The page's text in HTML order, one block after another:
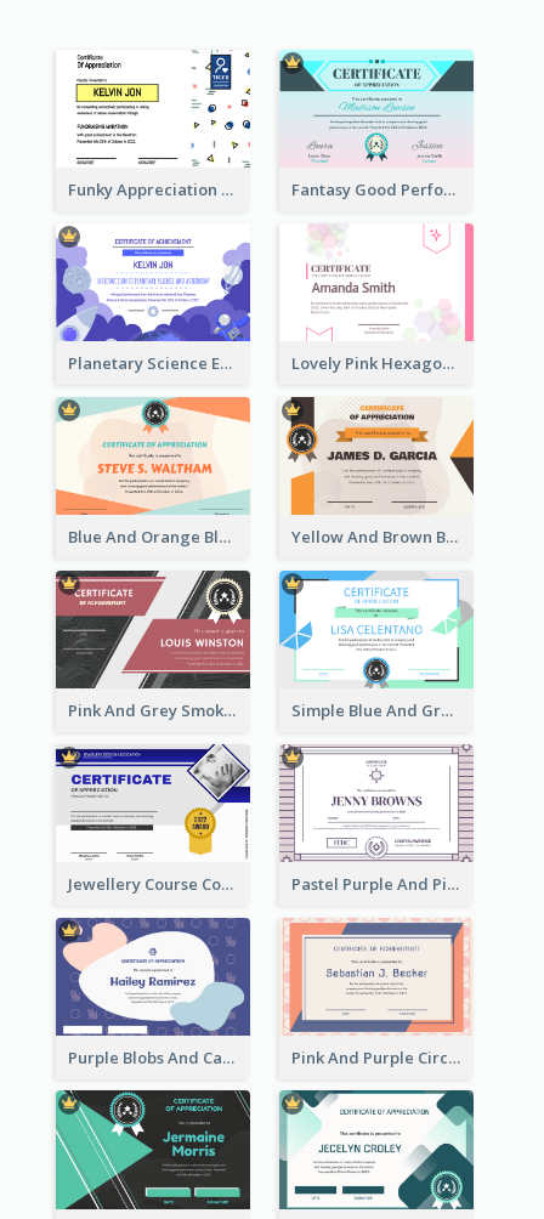
Funky Appreciation Letter For Fundraising Fantasy Good Performance Award Certificate
Planetary Science Education Certificate Lovely Pink Hexagonal Shapes Certification Design
Blue And Orange Blobs Shapes Certificate Yellow And Brown Blobs Background Certificate
Pink And Grey Smoke Background Certificate Simple Blue And Green Triangles Shapes Certificate
Jewellery Course Completion Certificate Pastel Purple And Pink Elegant Certificate Design
Purple Blobs And Cats Patterns Appreciation Certificate Pink And Purple Circles Pattern Appreciation Certificate